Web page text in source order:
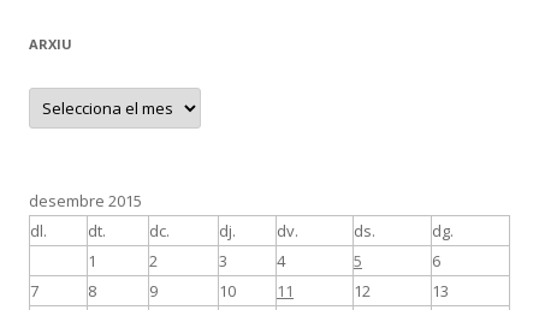
ARXIU
A
x
desembre 2015
dl.
dt. dc. dj. dv. ds.
dg.
1
2 3 4 5
6
7
8 9 10 11 12 13